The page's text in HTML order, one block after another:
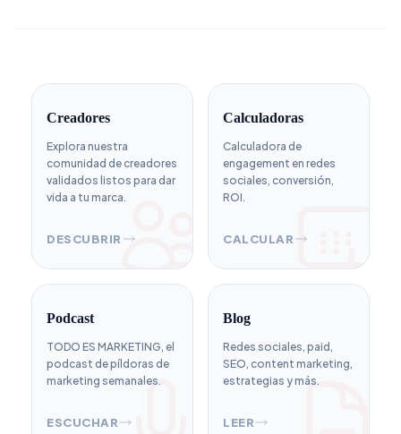
Creadores
Explora nuestra
comunidad de creadores
validados listos para dar
vida a tu marca.
DESCUBRIR
Calculadoras
Calculadora de
engagement en redes
sociales, conversión,
ROI.
CALCULAR
Podcast
TODO ES MARKETING, el
podcast de píldoras de
marketing semanales.
ESCUCHAR
Blog
Redes sociales, paid,
SEO, content marketing,
estrategias y más.
LEER